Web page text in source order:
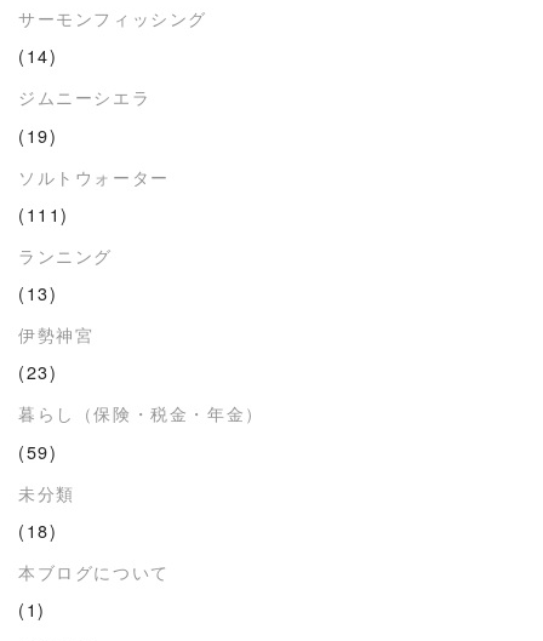
サーモンフィッシング
(14)
ジムニーシエラ
(19)
ソルトウォーター
(111)
ランニング
(13)
伊勢神宮
(23)
暮らし（保険・税金・年金）
(59)
未分類
(18)
本ブログについて
(1)